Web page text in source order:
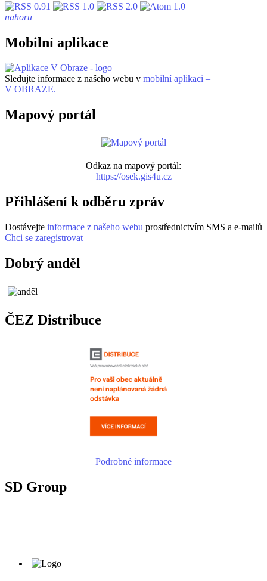
nahoru
Mobilní aplikace
Sledujte informace z našeho webu v mobilní aplikaci –
V OBRAZE.
Mapový portál
Odkaz na mapový portál:
https://osek.gis4u.cz
Přihlášení k odběru zpráv
Dostávejte informace z našeho webu prostřednictvím SMS a e-mailů
Chci se zaregistrovat
Dobrý anděl
ČEZ Distribuce
Podrobné informace
SD Group